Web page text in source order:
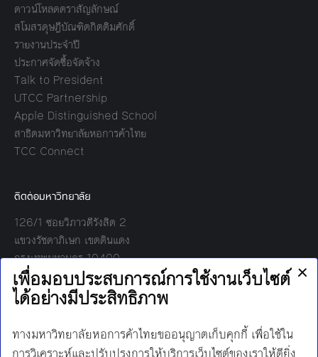
ดาวน์โหลดตราสัญลักษณ์
สโมสรดุษฎีบัณฑิตกิตติมศักดิ์
รายงานประจำปี
ประกาศจัดซื้อจัดจ้าง
Talk to President
UTCC Partnership
Apple Distinguished School
สาธิตมหาวิทยาลัยหอการค้าไทย
TCC Connect
ติดต่อมหาวิทยาลัย
126/1 ซอยวิภาวดีรังสิต 2
แขวงรัชดาภิเษก เขตดินแดง
กรุงเทพมหานคร 10400
โทร:
02-697-6000
เวลาทำการ: